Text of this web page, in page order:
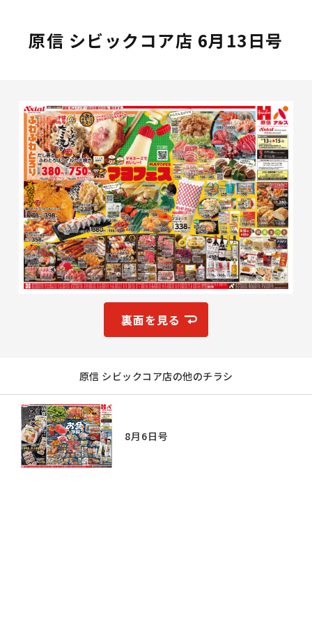
原信 シビックコア店 6月13日号
裏面を見る
原信 シビックコア店の他のチラシ
8月6日号